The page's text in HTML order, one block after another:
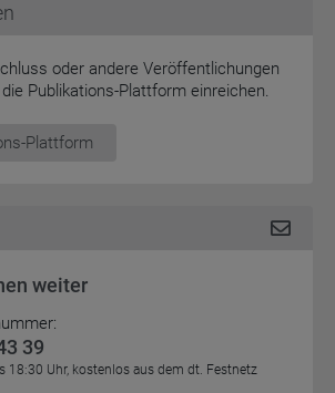
oder andere Veröffentlichungen
Publikations-Plattform einreichen.
Plattform
weiter
39
18:30 Uhr, kostenlos aus dem dt. Festnetz